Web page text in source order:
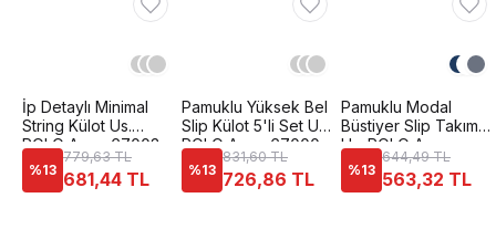
İp Detaylı Minimal
String Külot Us.
POLO Assn. 67003
%13
779,63 TL
681,44 TL
Pamuklu Yüksek Bel
Slip Külot 5'li Set Us.
POLO Assn. 67000
%13
831,60 TL
726,86 TL
Pamuklu Modal
Büstiyer Slip Takım
Us. POLO Assn.
65004
%13
644,49 TL
563,32 TL